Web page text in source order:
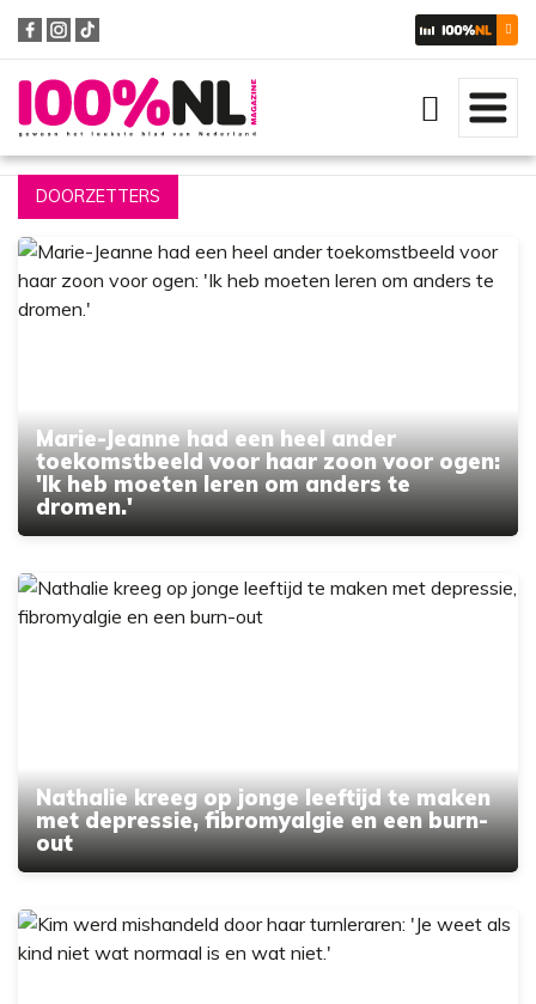
Zoeken
DOORZETTERS
Marie-Jeanne had een heel ander
toekomstbeeld voor haar zoon voor ogen:
'Ik heb moeten leren om anders te
dromen.'
Nathalie kreeg op jonge leeftijd te maken
met depressie, fibromyalgie en een burn-
out